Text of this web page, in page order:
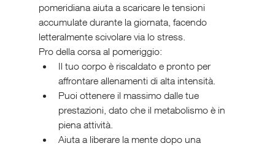
pomeridiana aiuta a scaricare le tensioni
accumulate durante la giornata, facendo
letteralmente scivolare via lo stress.
Pro della corsa al pomeriggio:
Il tuo corpo è riscaldato e pronto per
affrontare allenamenti di alta intensità.
Puoi ottenere il massimo dalle tue
prestazioni, dato che il metabolismo è in
piena attività.
Aiuta a liberare la mente dopo una